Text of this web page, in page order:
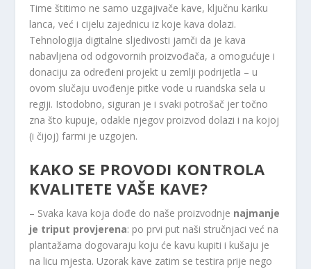
Time štitimo ne samo uzgajivače kave, ključnu kariku
lanca, već i cijelu zajednicu iz koje kava dolazi.
Tehnologija digitalne sljedivosti jamči da je kava
nabavljena od odgovornih proizvođača, a omogućuje i
donaciju za određeni projekt u zemlji podrijetla – u
ovom slučaju uvođenje pitke vode u ruandska sela u
regiji. Istodobno, siguran je i svaki potrošač jer točno
zna što kupuje, odakle njegov proizvod dolazi i na kojoj
(i čijoj) farmi je uzgojen.
KAKO SE PROVODI KONTROLA
KVALITETE VAŠE KAVE?
– Svaka kava koja dođe do naše proizvodnje najmanje
je triput provjerena: po prvi put naši stručnjaci već na
plantažama dogovaraju koju će kavu kupiti i kušaju je
na licu mjesta. Uzorak kave zatim se testira prije nego